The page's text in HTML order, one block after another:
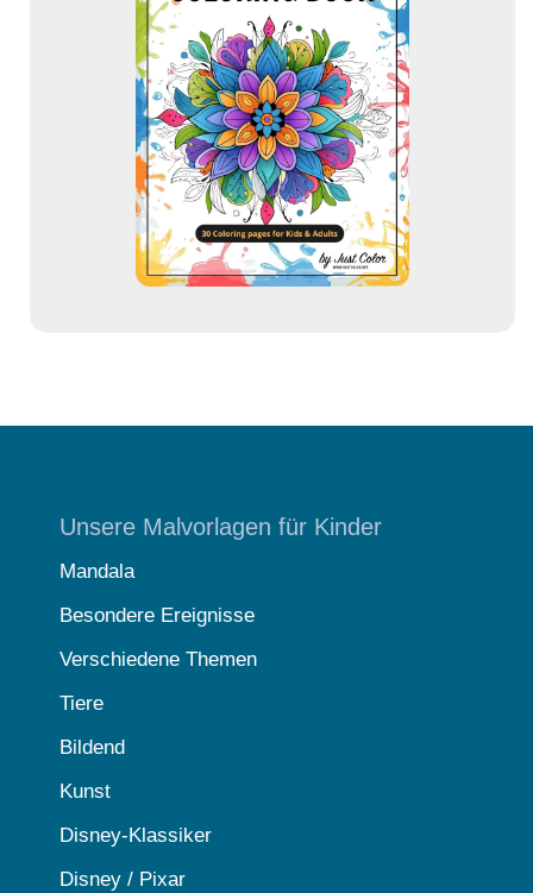
Unsere Malvorlagen für Kinder
Mandala
Besondere Ereignisse
Verschiedene Themen
Tiere
Bildend
Kunst
Disney-Klassiker
Disney / Pixar